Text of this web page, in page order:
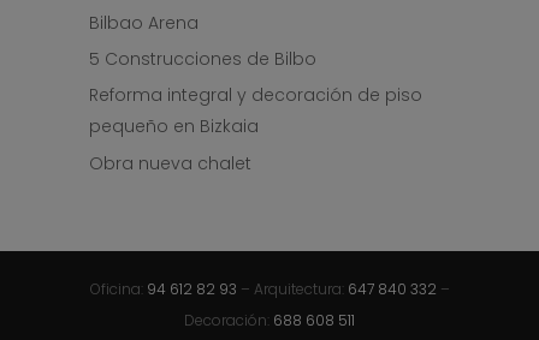
Bilbao Arena
5 Construcciones de Bilbo
Reforma integral y decoración de piso
pequeño en Bizkaia
Obra nueva chalet
Oficina: 94 612 82 93 – Arquitectura: 647 840 332 –
Decoración: 688 608 511